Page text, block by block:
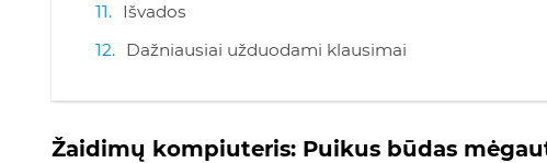
Išvados
Dažniausiai užduodami klausimai
Žaidimų kompiuteris: Puikus būdas